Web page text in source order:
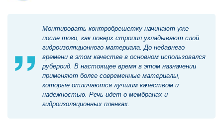
Монтировать контробрешетку начинают уже
после того, как поверх стропил укладывают слой
гидроизоляционного материала. До недавнего
времени в этом качестве в основном использовался
рубероид. В настоящее время в этом назначении
применяют более современные материалы,
которые отличаются лучшим качеством и
надежностью. Речь идет о мембранах и
гидроизоляционных пленках.